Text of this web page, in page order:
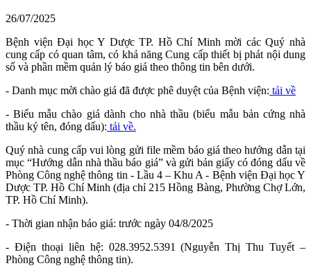
26/07/2025
Bệnh viện Đại học Y Dược TP. Hồ Chí Minh mời các Quý nhà
cung cấp có quan tâm, có khả năng Cung cấp thiết bị phát nội dung
số và phần mềm quản lý báo giá theo thông tin bên dưới.
- Danh mục mời chào giá đã được phê duyệt của Bệnh viện: tải về
- Biểu mẫu chào giá dành cho nhà thầu (biểu mẫu bản cứng nhà
thầu ký tên, đóng dấu): tải về.
Quý nhà cung cấp vui lòng gửi file mềm báo giá theo hướng dẫn tại
mục “Hướng dẫn nhà thầu báo giá” và gửi bản giấy có đóng dấu về
Phòng Công nghệ thông tin - Lầu 4 – Khu A - Bệnh viện Đại học Y
Dược TP. Hồ Chí Minh (địa chỉ 215 Hồng Bàng, Phường Chợ Lớn,
TP. Hồ Chí Minh).
- Thời gian nhận báo giá: trước ngày 04/8/2025
- Điện thoại liên hệ: 028.3952.5391 (Nguyễn Thị Thu Tuyết –
Phòng Công nghệ thông tin).